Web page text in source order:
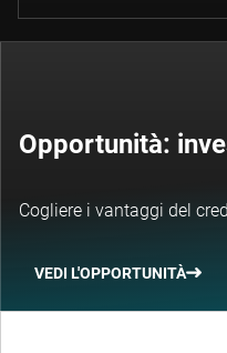
Opportunità:
Cogliere i vantaggi del
VEDI L'OPPORTUNITÀ